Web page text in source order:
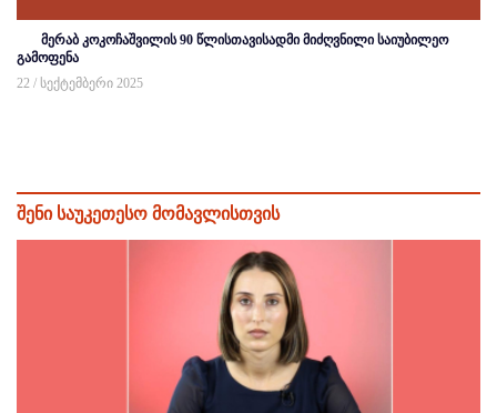
მერაბ კოკოჩაშვილის 90 წლისთავისადმი მიძღვნილი საიუბილეო
გამოფენა
22 / სექტემბერი 2025
შენი საუკეთესო მომავლისთვის